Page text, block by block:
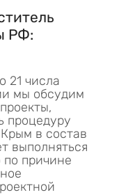
РФ:
21 числа
мы обсудим
процедуру
в состав
выполняться
по причине